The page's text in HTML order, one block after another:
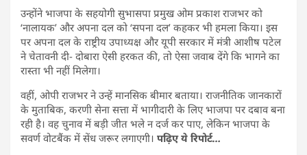
उन्होंने भाजपा के सहयोगी सुभासपा प्रमुख ओम प्रकाश राजभर को
‘नालायक’ और अपना दल को ‘सपना दल’ कहकर भी हमला किया। इस
पर अपना दल के राष्ट्रीय उपाध्यक्ष और यूपी सरकार में मंत्री आशीष पटेल
ने चेतावनी दी- दोबारा ऐसी हरकत की, तो ऐसा जवाब देंगे कि भागने का
रास्ता भी नहीं मिलेगा।
वहीं, ओपी राजभर ने उन्हें मानसिक बीमार बताया। राजनीतिक जानकारों
के मुताबिक, करणी सेना सत्ता में भागीदारी के लिए भाजपा पर दबाव बना
रही है। वह चुनाव में बड़ी जीत भले न दर्ज कर पाए, लेकिन भाजपा के
सवर्ण वोटबैंक में सेंध जरूर लगाएगी। पढ़िए ये रिपोर्ट…